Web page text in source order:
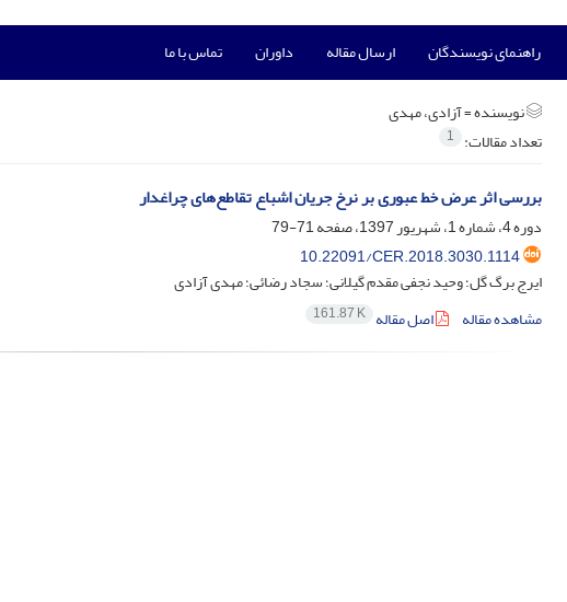
راهنمای نویسندگان ارسال مقاله داوران تماس با ما
نویسنده =آزادی، مهدی
تعداد مقالات: 1
بررسی اثر عرض خط عبوری بر نرخ جریان اشباع تقاطع‌های چراغدار
دوره 4، شماره 1، شهریور 1397، صفحه
71-79
10.22091/CER.2018.3030.1114
ایرج برگ گل؛ وحید نجفی مقدم گیلانی؛ سجاد رضائی؛ مهدی آزادی
مشاهده مقاله
اصل مقاله 161.87 K